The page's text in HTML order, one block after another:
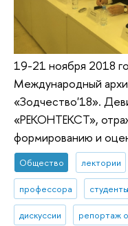
19-21 ноября 2018
Международный
«Зодчество'18».
«РЕКОНТЕКСТ»,
формированию и
Общество лектории
профессора студенты
дискуссии репортаж